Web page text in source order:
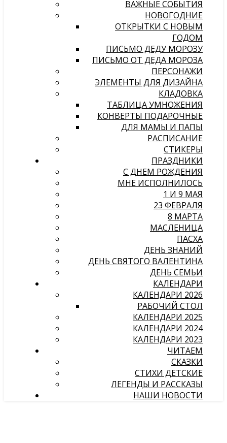
ВАЖНЫЕ СОБЫТИЯ
НОВОГОДНИЕ
ОТКРЫТКИ С НОВЫМ
ГОДОМ
ПИСЬМО ДЕДУ МОРОЗУ
ПИСЬМО ОТ ДЕДА МОРОЗА
ПЕРСОНАЖИ
ЭЛЕМЕНТЫ ДЛЯ ДИЗАЙНА
КЛАДОВКА
ТАБЛИЦА УМНОЖЕНИЯ
КОНВЕРТЫ ПОДАРОЧНЫЕ
ДЛЯ МАМЫ И ПАПЫ
РАСПИСАНИЕ
СТИКЕРЫ
ПРАЗДНИКИ
С ДНЕМ РОЖДЕНИЯ
МНЕ ИСПОЛНИЛОСЬ
1 И 9 МАЯ
23 ФЕВРАЛЯ
8 МАРТА
МАСЛЕНИЦА
ПАСХА
ДЕНЬ ЗНАНИЙ
ДЕНЬ СВЯТОГО ВАЛЕНТИНА
ДЕНЬ СЕМЬИ
КАЛЕНДАРИ
КАЛЕНДАРИ 2026
РАБОЧИЙ СТОЛ
КАЛЕНДАРИ 2025
КАЛЕНДАРИ 2024
КАЛЕНДАРИ 2023
ЧИТАЕМ
СКАЗКИ
СТИХИ ДЕТСКИЕ
ЛЕГЕНДЫ И РАССКАЗЫ
НАШИ НОВОСТИ